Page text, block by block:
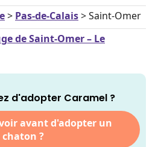
> Pas-de-Calais> Saint-Omer
de Saint-Omer – Le
d'adopter Caramel ?
avant d'adopter un
chaton ?